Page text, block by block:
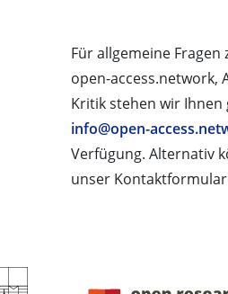
Für allgemeine Fragen
open-access.network,
Kritik stehen wir
info@open-
Verfügung. Alternativ
unser